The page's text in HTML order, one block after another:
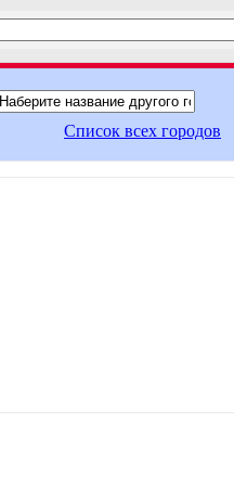
Список всех городов